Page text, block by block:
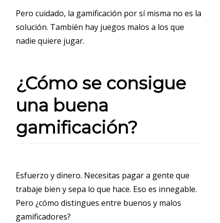
Pero cuidado, la gamificación por sí misma no es la
solución. También hay juegos malos a los que
nadie quiere jugar.
¿Cómo se consigue
una buena
gamificación?
Esfuerzo y dinero. Necesitas pagar a gente que
trabaje bien y sepa lo que hace. Eso es innegable.
Pero ¿cómo distingues entre buenos y malos
gamificadores?